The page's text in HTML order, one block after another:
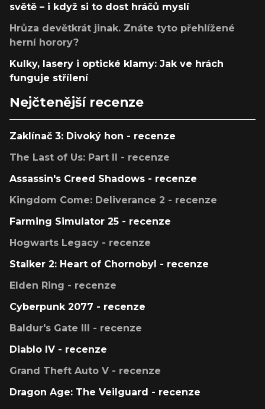
světě – i když si to dost hráčů myslí
Hrůza devětkrát jinak. Znáte tyto přehlížené
herní horory?
Kulky, lasery i optické klamy: Jak ve hrách
funguje střílení
Nejčtenější recenze
Zaklínač 3: Divoký hon - recenze
The Last of Us: Part II - recenze
Assassin's Creed Shadows - recenze
Kingdom Come: Deliverance 2 - recenze
Farming Simulator 25 - recenze
Hogwarts Legacy - recenze
Stalker 2: Heart of Chornobyl - recenze
Elden Ring - recenze
Cyberpunk 2077 - recenze
Baldur's Gate III - recenze
Diablo IV - recenze
Grand Theft Auto V - recenze
Dragon Age: The Veilguard - recenze